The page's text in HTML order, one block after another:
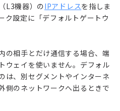
（L3機器）のIPアドレスを指しま
ク設定に「デフォルトゲートウ
の相手とだけ通信する場合、端
ウェイを使いません。デフォル
は、別セグメントやインターネ
側のネットワークへ出るときで